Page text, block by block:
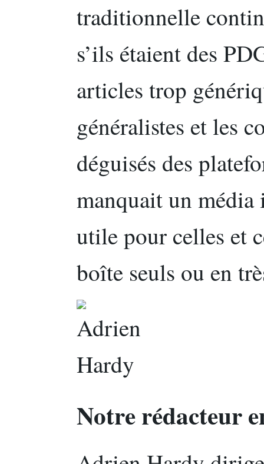
traditionnelle
s’ils étaient des
articles trop
généralistes et les
déguisés des
manquait un média
utile pour celles et
boîte seuls ou en
Notre rédacteur